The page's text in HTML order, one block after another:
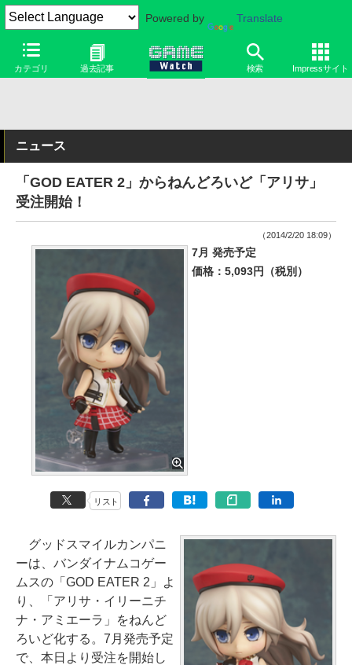
Powered by Translate
カテゴリ 過去記事 検索 Impressサイト
ニュース
「GOD EATER 2」からねんどろいど「アリサ」
受注開始！
（2014/2/20 18:09）
7月 発売予定
価格：5,093円（税別）
リスト
グッドスマイルカンパニ
ーは、バンダイナムコゲー
ムスの「GOD EATER 2」よ
り、「アリサ・イリーニチ
ナ・アミエーラ」をねんど
ろいど化する。7月発売予定
で、本日より受注を開始し